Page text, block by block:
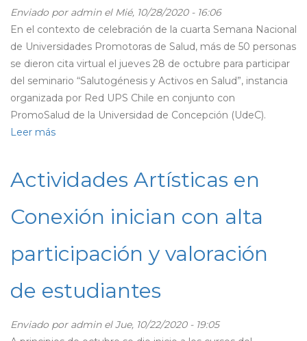
Enviado por adminel Mié, 10/28/2020 - 16:06
En el contexto de celebración de la cuarta Semana Nacional
de Universidades Promotoras de Salud, más de 50 personas
se dieron cita virtual el jueves 28 de octubre para participar
del seminario “Salutogénesis y Activos en Salud”, instancia
organizada por Red UPS Chile en conjunto con
PromoSalud de la Universidad de Concepción (UdeC).
Leer más
participó
seminario
Salutogénesis
Activos
Salud
Actividades Artísticas en
Conexión inician con alta
participación y valoración
de estudiantes
Enviado por adminel Jue, 10/22/2020 - 19:05